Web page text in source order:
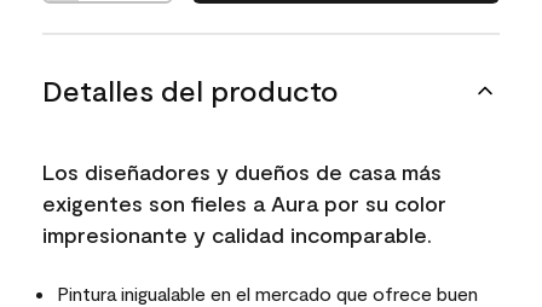
Detalles del producto
Los diseñadores y dueños de casa más
exigentes son fieles a Aura por su color
impresionante y calidad incomparable.
Pintura inigualable en el mercado que ofrece buen